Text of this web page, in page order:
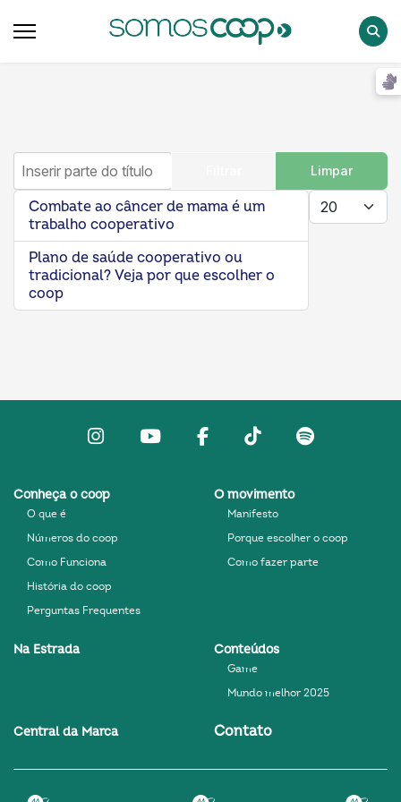
Inserir parte do título
Limpar
Mostrar #
Combate ao câncer de mama é um
trabalho cooperativo
Plano de saúde cooperativo ou
tradicional? Veja por que escolher o
coop
InstagramYoutubefacebookTiktokSpotify
Conheça o coop
O que é
Números do coop
Como Funciona
História do coop
Perguntas Frequentes
O movimento
Manifesto
Porque escolher o coop
Como fazer parte
Na Estrada Conteúdos
Game
Mundo melhor 2025
Central da Marca Contato